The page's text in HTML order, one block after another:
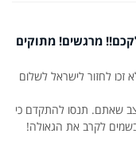
מרגשים! מתוקים
זכו לחזור לישראל לשלום
שאתם. תנסו להתקדם כי
לקרב את הגאולה!